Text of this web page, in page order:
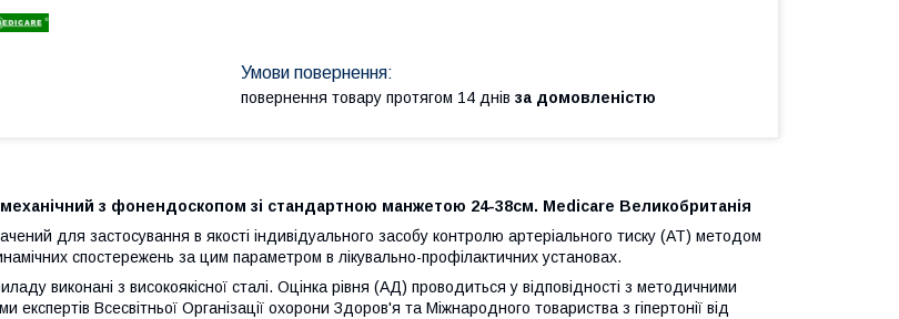
повернення товару протягом 14 днів за домовленістю
з фонендоскопом зі стандартною манжетою 24-38см. Medicare Великобританія
для застосування в якості індивідуального засобу контролю артеріального тиску (АТ) методом
спостережень за цим параметром в лікувально-профілактичних установах.
виконані з високоякісної сталі. Оцінка рівня (АД) проводиться у відповідності з методичними
експертів Всесвітньої Організації охорони Здоров'я та Міжнародного товариства з гіпертонії від